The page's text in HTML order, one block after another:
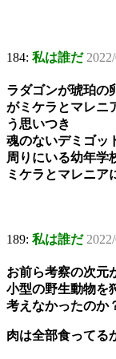
184: 私は誰だ
ラダゴンが琥珀の
がミケラとマレニ
う思いつき
魂のないデミゴッ
周りにいる幼年学
ミケラとマレニア
189: 私は誰だ
お前ら考察の次元
小型の野生動物を
考えなかったのか
肉は全部食ってる